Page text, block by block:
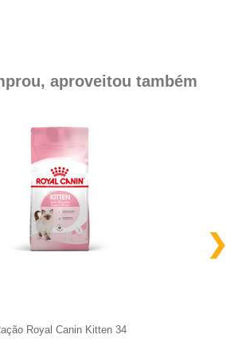
aproveitou também
Royal Canin Kitten 34